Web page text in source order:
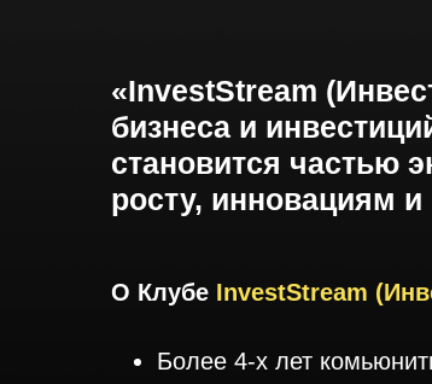
«InvestStream
бизнеса и
становится частью
росту, инновациям
Более 4-х лет
О Клубе InvestStream